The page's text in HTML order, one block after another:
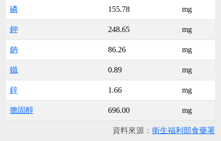
磷 155.78 mg
鉀 248.65 mg
鈉 86.26 mg
鐵 0.89 mg
鋅 1.66 mg
膽固醇 696.00 mg
資料來源： 衛生福利部食藥署